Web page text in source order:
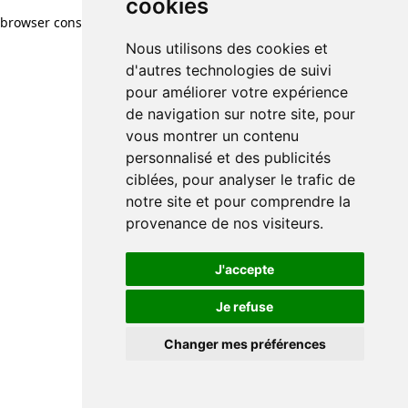
cookies
Nous utilisons des cookies et
d'autres technologies de suivi
pour améliorer votre expérience
de navigation sur notre site, pour
vous montrer un contenu
personnalisé et des publicités
ciblées, pour analyser le trafic de
notre site et pour comprendre la
provenance de nos visiteurs.
J'accepte
Je refuse
Changer mes préférences
browser console for more information)